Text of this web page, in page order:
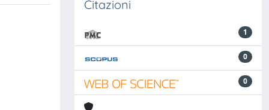
Citazioni
1
0
0